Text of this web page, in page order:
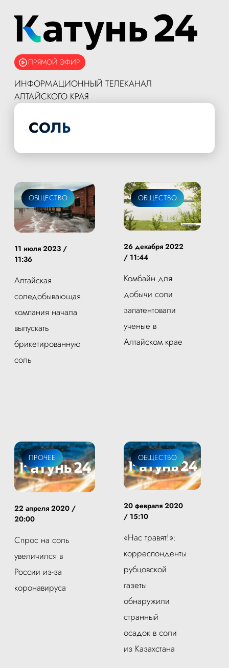
ПРЯМОЙ ЭФИР
ИНФОРМАЦИОННЫЙ ТЕЛЕКАНАЛ
АЛТАЙСКОГО КРАЯ
СОЛЬ
ОБЩЕСТВО
11 июля 2023 /
11:36
Алтайская
соледобывающая
компания начала
выпускать
брикетированную
соль
ОБЩЕСТВО
26 декабря 2022
/ 11:44
Комбайн для
добычи соли
запатентовали
ученые в
Алтайском крае
ПРОЧЕЕ
22 апреля 2020 /
20:00
Спрос на соль
увеличился в
России из-за
коронавируса
ОБЩЕСТВО
20 февраля 2020
/ 15:10
«Нас травят!»:
корреспонденты
рубцовской
газеты
обнаружили
странный
осадок в соли
из Казахстана